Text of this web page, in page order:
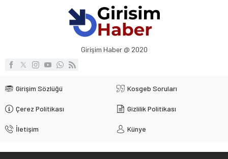
Girişim Haber @ 2020
Girişim Sözlüğü Kosgeb Soruları
Çerez Politikası Gizlilik Politikası
İletişim Künye